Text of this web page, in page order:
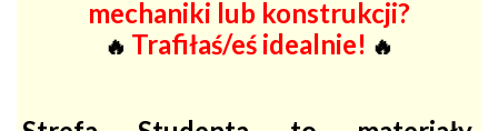
mechaniki lub konstrukcji?
🔥 Trafiłaś/eś idealnie! 🔥